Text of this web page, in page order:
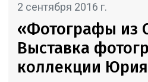
2 сентября 2016 г.
«Фотографы из
Выставка
коллекции